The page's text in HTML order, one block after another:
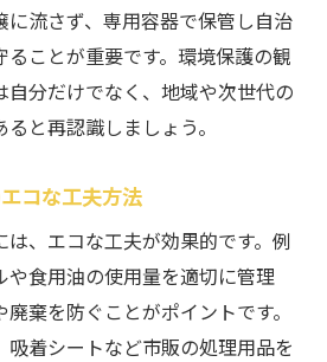
に流さず、専用容器で保管し自治
ことが重要です。環境保護の観
自分だけでなく、地域や次世代の
と再認識しましょう。
コな工夫方法
、エコな工夫が効果的です。例
や食用油の使用量を適切に管理
棄を防ぐことがポイントです。
吸着シートなど市販の処理用品を